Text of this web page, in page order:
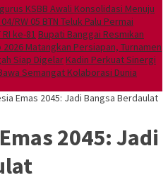
KSBB Awali Konsolidasi Menuju
RW 05 BTN Teluk Palu Permai
ke-81 Bupati Banggai Resmikan
Matangkan Persiapan, Turnamen
Siap DigelarKadin Perkuat Sinergi
Semangat Kolaborasi Dunia
Emas 2045: Jadi Bangsa Berdaulat
2045: Jadi